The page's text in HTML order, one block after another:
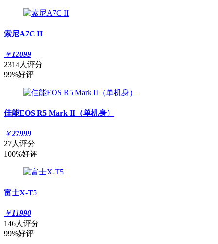
索尼A7C II
￥12099
2314人评分
99%好评
佳能EOS R5 Mark II（单机身）
￥27999
27人评分
100%好评
富士X-T5
￥11990
146人评分
99%好评